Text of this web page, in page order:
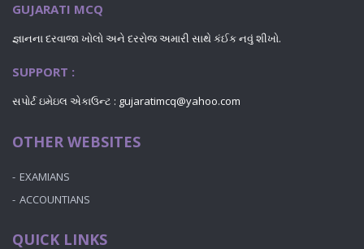
GUJARATI MCQ
જ્ઞાનના દરવાજા ખોલો અને દરરોજ અમારી સાથે કંઈક નવું શીખો.
SUPPORT :
સપોર્ટ ઇમેઇલ એકાઉન્ટ : gujaratimcq@yahoo.com
OTHER WEBSITES
EXAMIANS
ACCOUNTIANS
QUICK LINKS